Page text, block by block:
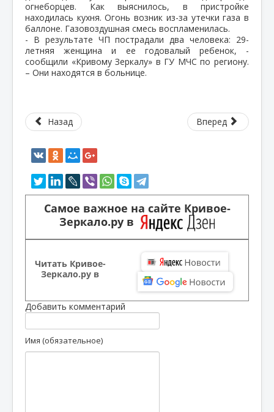
огнеборцев. Как выяснилось, в пристройке
находилась кухня. Огонь возник из-за утечки газа в
баллоне. Газовоздушная смесь воспламенилась.
- В результате ЧП пострадали два человека: 29-
летняя женщина и ее годовалый ребенок, -
сообщили «Кривому Зеркалу» в ГУ МЧС по региону.
– Они находятся в больнице.
Назад Вперед
Самое важное на сайте Кривое-
Зеркало.ру в
Читать Кривое-
Зеркало.ру в
Добавить комментарий
Имя (обязательное)